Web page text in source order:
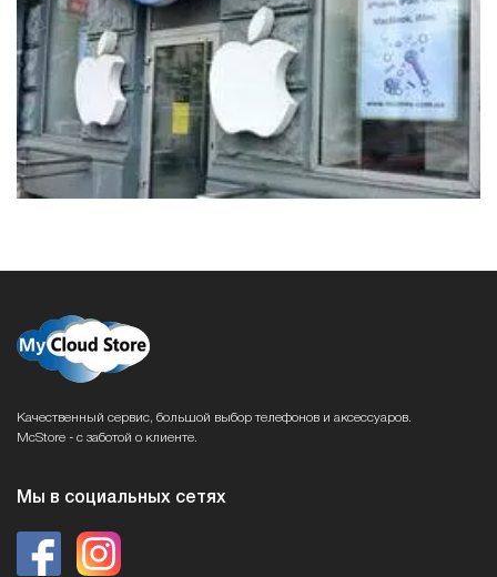
Качественный сервис, большой выбор телефонов и аксессуаров.
McStore - с заботой о клиенте.
Мы в социальных сетях